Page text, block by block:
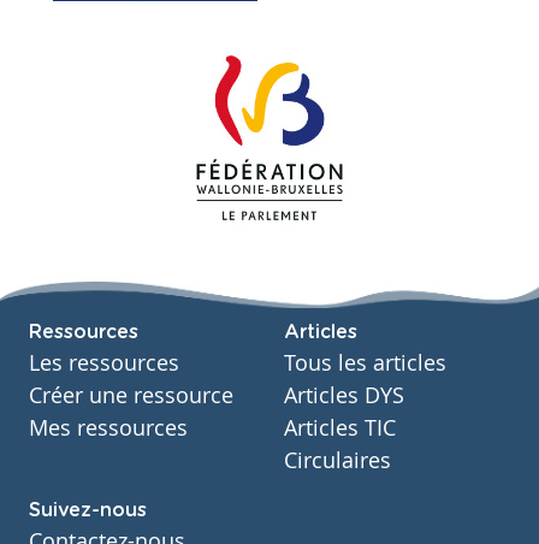
Ressources
Les ressources
Créer une ressource
Mes ressources
Articles
Tous les articles
Articles DYS
Articles TIC
Circulaires
Suivez-nous